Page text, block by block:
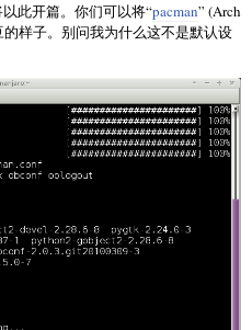
此开篇。你们可以将“pacman” (Arch
样子。别问我为什么这不是默认设